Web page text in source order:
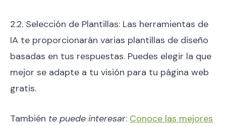
2.2. Selección de Plantillas: Las herramientas de
IA te proporcionarán varias plantillas de diseño
basadas en tus respuestas. Puedes elegir la que
mejor se adapte a tu visión para tu página web
gratis.
También te puede interesar: Conoce las mejores